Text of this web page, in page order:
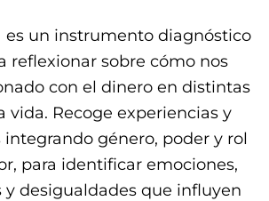
es un instrumento diagnóstico
reflexionar sobre cómo nos
con el dinero en distintas
vida. Recoge experiencias y
integrando género, poder y rol
para identificar emociones,
y desigualdades que influyen